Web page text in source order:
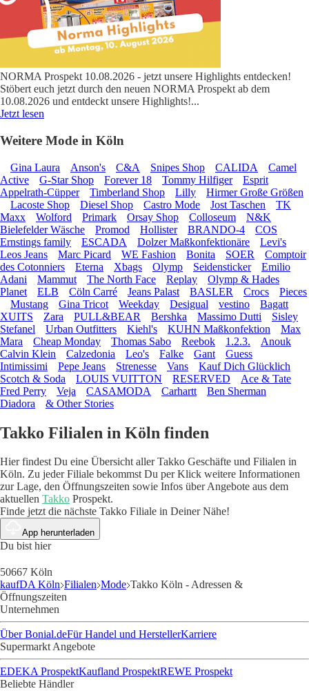
NORMA Prospekt 10.08.2026 - jetzt unsere Highlights entdecken!
Stöbert euch jetzt durch den neuen NORMA Prospekt ab dem
10.08.2026 und entdeckt unsere Highlights!...
Jetzt lesen
Weitere Mode in Köln
Gina Laura Anson's C&A Snipes Shop CALIDA
Camel
Active
G-Star Shop Forever 18 Tommy Hilfiger
Esprit
Appelrath-Cüpper
Timberland Shop Lilly
Hirmer Große Größen
Lacoste Shop
Diesel Shop Castro Mode Jost Taschen
TK
Maxx
Wolford Primark Orsay Shop Colloseum
N&K
Bielefelder Wäsche
Promod Hollister BRANDO-4
COS
Ernstings family
ESCADA Dolzer Maßkonfektionäre
Levi's
Leos Jeans
Marc Picard WE Fashion Bonita SOER
Comptoir
des Cotonniers
Eterna Xbags Olymp Seidensticker
Emilio
Adani
Mammut The North Face Replay
Olymp & Hades
Planet
ELB Cöln Carré Jeans Palast BASLER Crocs
Pieces
Mustang
Gina Tricot Weekday Desigual vestino
Bagatt
XUITS
Zara PULL&BEAR Bershka Massimo Dutti
Sisley
Stefanel
Urban Outfitters Kiehl's KUHN Maßkonfektion
Max
Mara
Cheap Monday Thomas Sabo Reebok 1.2.3.
Anouk
Calvin Klein
Calzedonia Leo's Falke Gant
Guess
Intimissimi
Pepe Jeans Strenesse Vans
Kauf Dich Glücklich
Scotch & Soda
LOUIS VUITTON RESERVED
Ace & Tate
Fred Perry
Veja CASAMODA Carhartt
Ben Sherman
Diadora
& Other Stories
Takko Filialen in Köln finden
Hier findest Du eine Übersicht aller Takko Geschäfte und Filialen in
Köln. Zu jeder Filiale bekommst Du per Klick weitere Informationen
zur Lage, den Öffnungszeiten sowie Infos über Angebote aus dem
aktuellen Takko Prospekt.
Finde jetzt die nächste Takko Filiale in Deiner Nähe!
App herunterladen
Du bist hier
50667 Köln
kaufDA Köln Filialen Mode Takko Köln - Adressen &
Öffnungszeiten
Unternehmen
Über Bonial.deFür Handel und HerstellerKarriere
Supermarkt Angebote
EDEKA ProspektKaufland ProspektREWE Prospekt
Beliebte Händler